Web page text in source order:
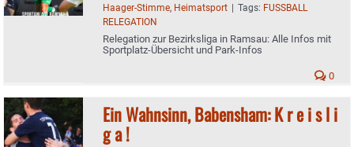
Haager-Stimme, Heimatsport | Tags: FUSSBALL
RELEGATION
Relegation zur Bezirksliga in Ramsau: Alle Infos mit
Sportplatz-Übersicht und Park-Infos
0
Ein Wahnsinn, Babensham: K r e i s l i
g a !